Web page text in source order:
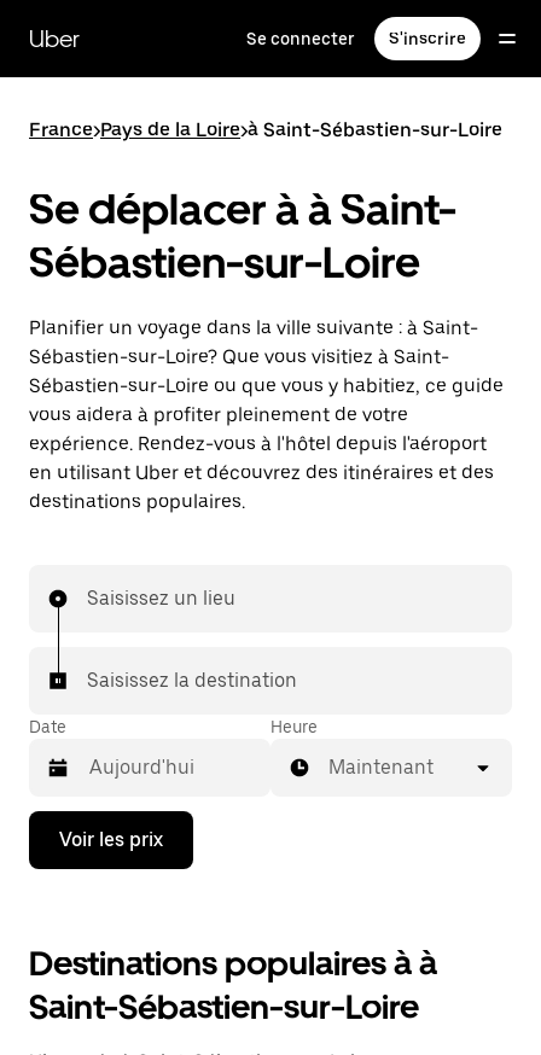
contenu
principal
Uber Se connecter S'inscrire
France>Pays de la Loire>à Saint-Sébastien-sur-Loire
Se déplacer à à Saint-
Sébastien-sur-Loire
Planifier un voyage dans la ville suivante : à Saint-
Sébastien-sur-Loire? Que vous visitiez à Saint-
Sébastien-sur-Loire ou que vous y habitiez, ce guide
vous aidera à profiter pleinement de votre
expérience. Rendez-vous à l'hôtel depuis l'aéroport
en utilisant Uber et découvrez des itinéraires et des
destinations populaires.
Saisissez un lieu
Saisissez la destination
Date
Appuyez
la
bas
pour
ouvrir
le
Heure
Maintenant
Voir les prix
Destinations populaires à à
Saint-Sébastien-sur-Loire